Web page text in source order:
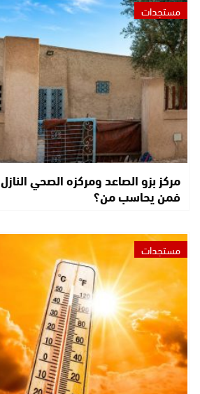
مستجدات
مركز بزو الصاعد ومركزه الصحي
فمن يحاسب من؟
مستجدات